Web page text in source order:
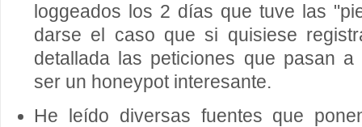
loggeados los 2 días que tuve las
darse el caso que si quisiese
detallada las peticiones que pasan
ser un honeypot interesante.
He leído diversas fuentes que